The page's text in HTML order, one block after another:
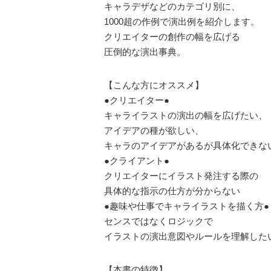
キャラデザなどのカテゴリ別に、
1000超の作例で演出例を紹介します。
クリエイターの創作の幅を広げる
圧倒的な演出事典。
【こんな方にオススメ】
●クリエイター●
キャライラストの演出の幅を広げたい、
アイデアの種が欲しい、
キャラのアイデアがあるが具体化できな
●クライアント●
クリエイターにイラスト発注する際の
具体的な指示の仕方が分からない
●趣味や仕事でキャライラストを描く方●
センスではなくロジックで
イラストの演出意図やルールを理解した